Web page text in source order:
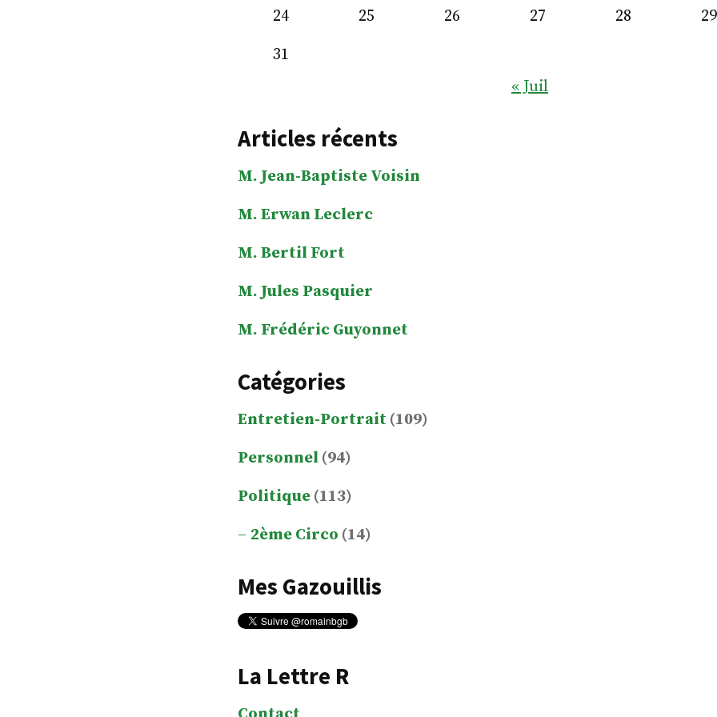
24 25 26 27 28
29
31
« Juil
Articles récents
M. Jean-Baptiste Voisin
M. Erwan Leclerc
M. Bertil Fort
M. Jules Pasquier
M. Frédéric Guyonnet
Catégories
Entretien-Portrait (109)
Personnel (94)
Politique (113)
2ème Circo (14)
Mes Gazouillis
La Lettre R